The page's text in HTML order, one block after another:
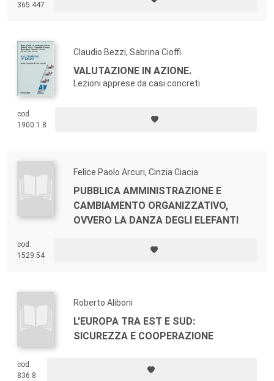
365.447
Claudio Bezzi, Sabrina Cioffi
VALUTAZIONE IN AZIONE.
Lezioni apprese da casi concreti
cod.
1900.1.8
Felice Paolo Arcuri, Cinzia Ciacia
PUBBLICA AMMINISTRAZIONE E
CAMBIAMENTO ORGANIZZATIVO,
OVVERO LA DANZA DEGLI ELEFANTI
cod.
1529.54
Roberto Aliboni
L'EUROPA TRA EST E SUD:
SICUREZZA E COOPERAZIONE
cod.
836.8